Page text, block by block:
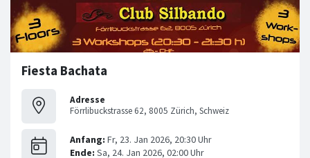
Fiesta Bachata
Adresse
Förrlibuckstrasse 62, 8005 Zürich, Schweiz